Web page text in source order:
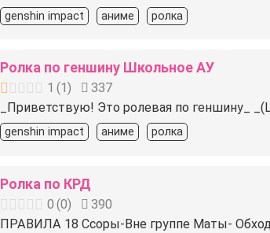
genshin impact аниме ролка
Ролка по геншину Школьное АУ
1 (1 )
337
_Приветствую! Это ролевая по геншину_
genshin impact аниме ролка
Ролка по КРД
0 (0)
390
️ПРАВИЛА️ 18 Ссоры-Вне группе Маты-